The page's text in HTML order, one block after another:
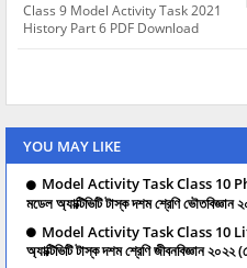
Class 9 Model Activity Task 2021
History Part 6 PDF Download
YOU MAY LIKE
Model Activity Task Class 10
মডেল অ্যাক্টিভিটি টাস্ক দশম শ্রেণি ভৌতবিজ্ঞান
Model Activity Task Class 10
অ্যাক্টিভিটি টাস্ক দশম শ্রেণি জীবনবিজ্ঞান ২০২২